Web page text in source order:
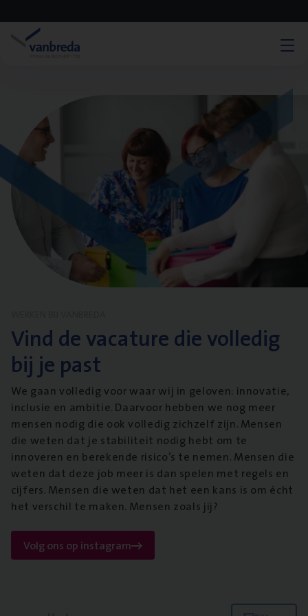
Vind de vacature die volledig
bij je past
We gaan volledig voor waar wij in geloven: innovatie,
inclusie en ambitie. Daarvoor hebben we nog meer
mensen nodig die ook volledig zichzelf zijn. Mensen
die weten dat je stabiliteit nodig hebt om te
innoveren en berekende risico’s te nemen. Mensen die
weten dat deze job meer is dan spelen met regels en
cijfers. Mensen die weten dat het een kans is om écht
het verschil te maken. Mensen zoals jij?
Volg ons op instagram